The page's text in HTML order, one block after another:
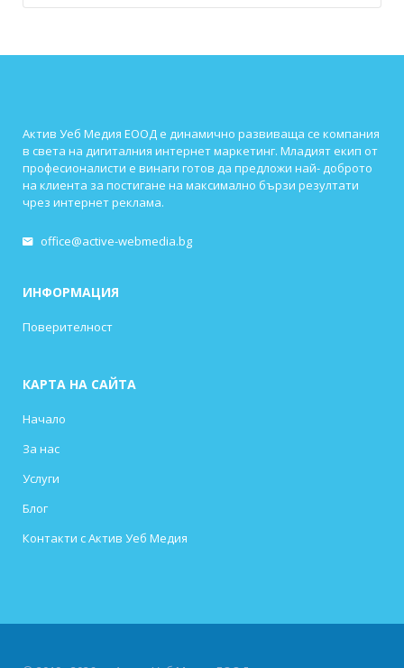
Актив Уеб Медия ЕООД е динамично развиваща се компания
в света на дигиталния интернет маркетинг. Младият екип от
професионалисти е винаги готов да предложи най- доброто
на клиента за постигане на максимално бързи резултати
чрез интернет реклама.
office@active-webmedia.bg
ИНФОРМАЦИЯ
Поверителност
КАРТА НА САЙТА
Начало
За нас
Услуги
Блог
Контакти с Актив Уеб Медия